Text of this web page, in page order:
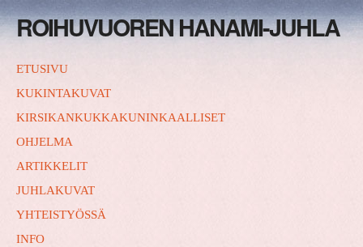
ROIHUVUOREN HANAMI-JUHLA
ETUSIVU
KUKINTAKUVAT
KIRSIKANKUKKAKUNINKAALLISET
OHJELMA
ARTIKKELIT
JUHLAKUVAT
YHTEISTYÖSSÄ
INFO